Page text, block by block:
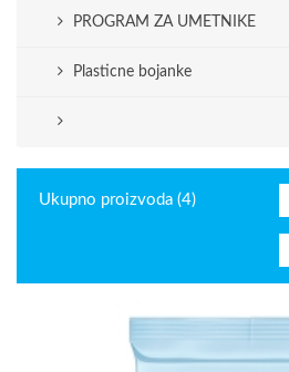
PROGRAM ZA UMETNIKE
Plasticne bojanke
Ukupno proizvoda (4)